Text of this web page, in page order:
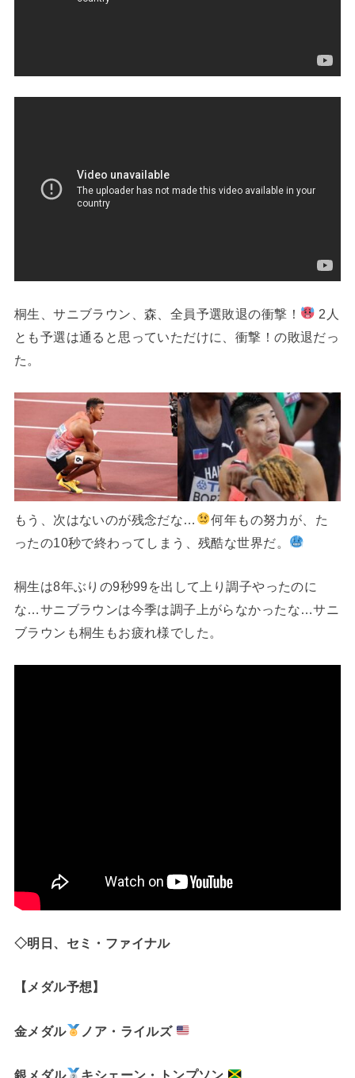
桐生、サニブラウン、森、全員予選敗退の衝撃！
2人
とも予選は通ると思っていただけに、衝撃！の敗退だっ
た。
もう、次はないのが残念だな…
何年もの努力が、た
ったの10秒で終わってしまう、残酷な世界だ。
桐生は8年ぶりの9秒99を出して上り調子やったのに
な…サニブラウンは今季は調子上がらなかったな…サニ
ブラウンも桐生もお疲れ様でした。
◇明日、セミ・ファイナル
【メダル予想】
金メダル ノア・ライルズ
銀メダル キシェーン・トンプソン